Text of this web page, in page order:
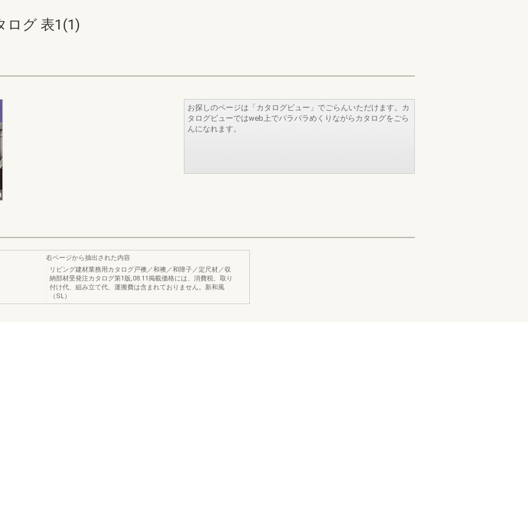
ログ 表1(1)
お探しのページは「カタログビュー」でごらんいただけます。カ
タログビューではweb上でパラパラめくりながらカタログをごら
んになれます。
右ページから抽出された内容
リビング建材業務用カタログ戸襖／和襖／和障子／定尺材／収
納部材受発注カタログ第1版,08.11掲載価格には、消費税、取り
付け代、組み立て代、運搬費は含まれておりません。新和風
（SL）